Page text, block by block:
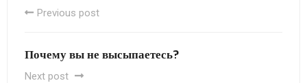
Previous post
Почему вы не высыпаетесь?
Next post